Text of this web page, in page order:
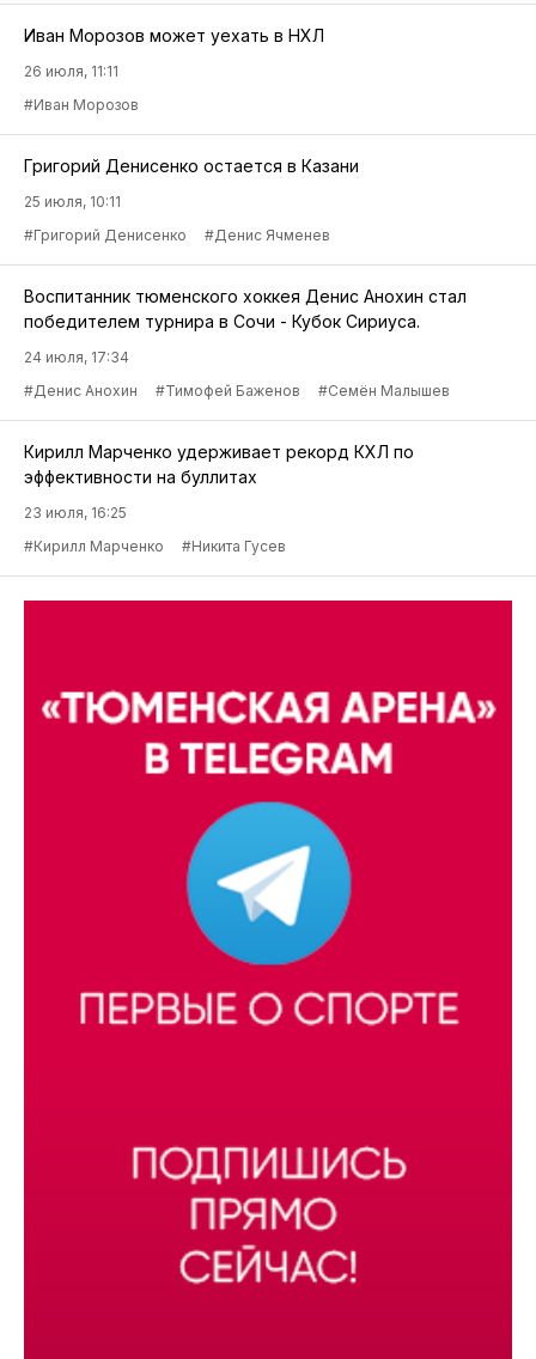
Иван Морозов может уехать в НХЛ
26 июля, 11:11
#Иван Морозов
Григорий Денисенко остается в Казани
25 июля, 10:11
#Григорий Денисенко
#Денис Ячменев
Воспитанник тюменского хоккея Денис Анохин стал
победителем турнира в Сочи - Кубок Сириуса.
24 июля, 17:34
#Денис Анохин
#Тимофей Баженов #Семён Малышев
Кирилл Марченко удерживает рекорд КХЛ по
эффективности на буллитах
23 июля, 16:25
#Кирилл Марченко
#Никита Гусев